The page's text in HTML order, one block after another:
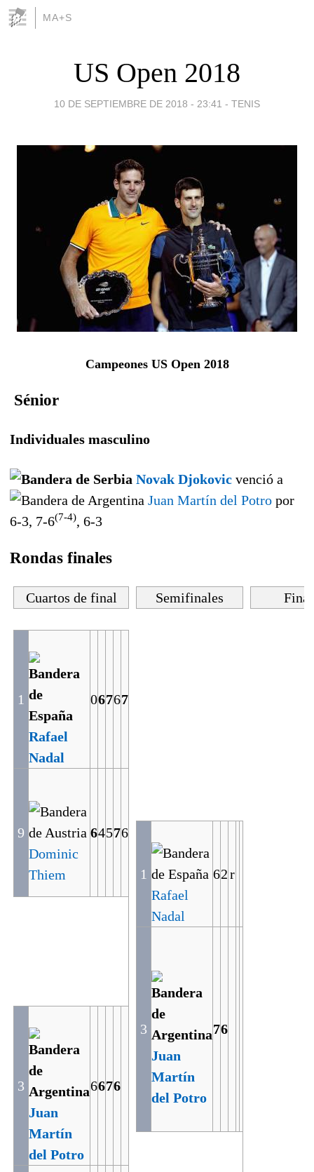
MA+S
US Open 2018
10 DE SEPTIEMBRE DE 2018 - 23:41 - TENIS
Campeones US Open 2018
Sénior
Individuales masculino
Novak Djokovic venció a
Juan Martín del Potro por
6-3, 7-6(7-4), 6-3
Rondas finales
Cuartos de final Semifinales Final
1
Rafael
Nadal
06767
9
Dominic
Thiem
64576
1
Rafael
Nadal
62r
3
Juan
Martín
del Potro
76
3
Juan
Martín
del Potro
6676